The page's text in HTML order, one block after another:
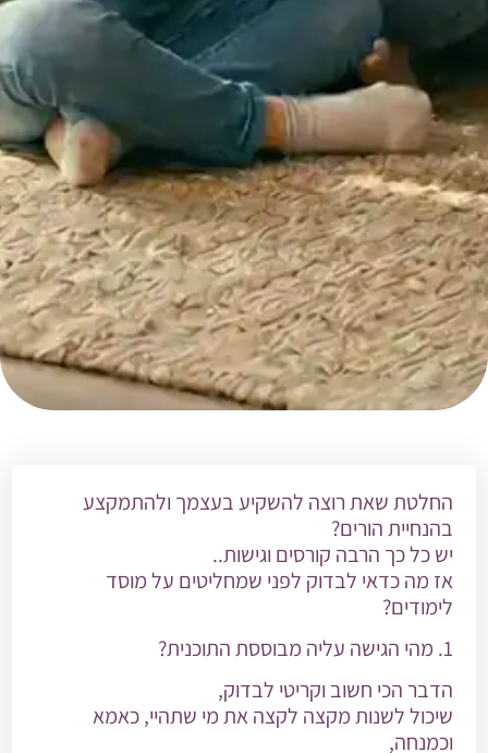
החלטת שאת רוצה להשקיע בעצמך ולהתמקצע
בהנחיית הורים?
יש כל כך הרבה קורסים וגישות..
אז מה כדאי לבדוק לפני שמחליטים על מוסד
לימודים?
1. מהי הגישה עליה מבוססת התוכנית?
הדבר הכי חשוב וקריטי לבדוק,
שיכול לשנות מקצה לקצה את מי שתהיי, כאמא
וכמנחה,